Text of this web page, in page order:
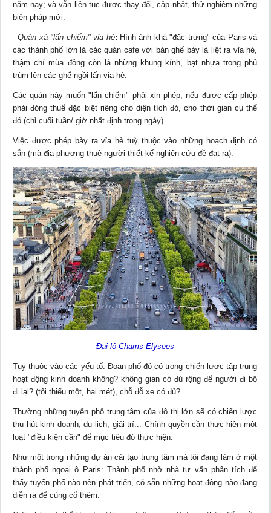
năm nay; và vẫn liên tục được thay đổi, cập nhật, thử nghiệm những
biện pháp mới.
-Quán xá "lấn chiếm" vỉa hè: Hình ảnh khá "đặc trưng" của Paris và
các thành phố lớn là các quán cafe với bàn ghế bày là liệt ra vỉa hè,
thậm chí mùa đông còn là những khung kính, bạt nhựa trong phủ
trùm lên các ghế ngồi lấn vỉa hè.
Các quán này muốn "lấn chiếm" phải xin phép, nếu được cấp phép
phải đóng thuế đặc biệt riêng cho diện tích đó, cho thời gian cụ thể
đó (chỉ cuối tuần/ giờ nhất định trong ngày).
Việc được phép bày ra vỉa hè tuỳ thuộc vào những hoạch định có
sẵn (mà địa phương thuê người thiết kế nghiên cứu đề đạt ra).
Đại lộ Chams-Elysees
Tuy thuộc vào các yếu tố: Đoạn phố đó có trong chiến lược tập trung
hoạt động kinh doanh không? không gian có đủ rộng để người đi bộ
đi lại? (tối thiểu một, hai mét), chỗ đỗ xe có đủ?
Thường những tuyến phố trung tâm của đô thị lớn sẽ có chiến lược
thu hút kinh doanh, du lịch, giải trí... Chính quyền cần thực hiện một
loạt "điều kiện cần" để mục tiêu đó thực hiện.
Như một trong những dự án cải tạo trung tâm mà tôi đang làm ở một
thành phố ngoại ô Paris: Thành phố nhờ nhàtư vấnphân tích để
thấy tuyến phố nào nên phát triển, có sẵn những hoạt động nào đang
diễn ra để củng cố thêm.